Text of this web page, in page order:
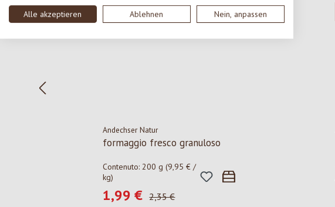
Alle akzeptieren Ablehnen Nein, anpassen
Sconto
%
Andechser Natur
formaggio fresco granuloso
Contenuto:200 g(9,95 € /
kg)
Prezzo di vendita:
1,99 € Prezzo normale:
2,35 €